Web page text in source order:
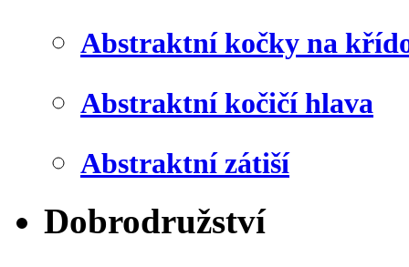
Abstraktní kočky na
Abstraktní kočičí hlava
Abstraktní zátiší
Dobrodružství